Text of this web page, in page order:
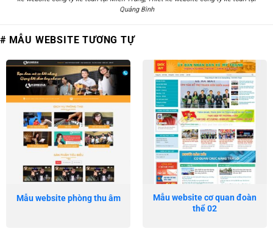
Quảng Bình
# MẪU WEBSITE TƯƠNG TỰ
Mẫu website phòng thu âm
Mẫu website cơ quan đoàn
thể 02